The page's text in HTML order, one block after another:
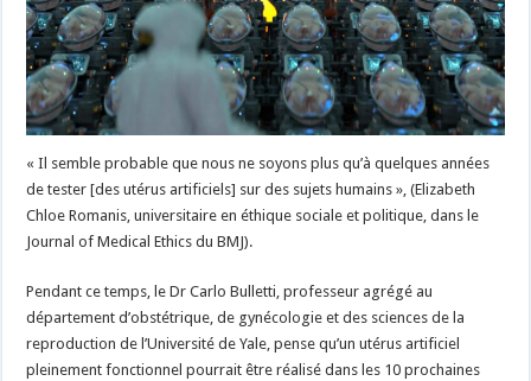
« Il semble probable que nous ne soyons plus qu’à quelques années
de tester [des utérus artificiels] sur des sujets humains », (Elizabeth
Chloe Romanis, universitaire en éthique sociale et politique, dans le
Journal of Medical Ethics du BMJ).
Pendant ce temps, le Dr Carlo Bulletti, professeur agrégé au
département d’obstétrique, de gynécologie et des sciences de la
reproduction de l’Université de Yale, pense qu’un utérus artificiel
pleinement fonctionnel pourrait être réalisé dans les 10 prochaines